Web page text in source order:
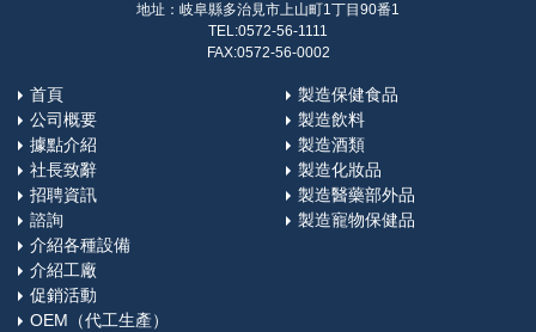
地址：岐阜縣多治見市上山町1丁目90番1
TEL:0572-56-1111
FAX:0572-56-0002
首頁
公司概要
據點介紹
社長致辭
招聘資訊
諮詢
製造保健食品
製造飲料
製造酒類
製造化妝品
製造醫藥部外品
製造寵物保健品
介紹各種設備
介紹工廠
促銷活動
OEM（代工生產）